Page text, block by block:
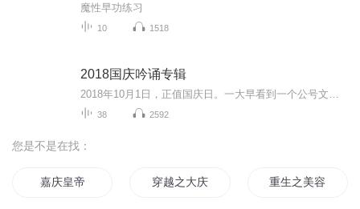
魔性早功练习
10 1518
2018国庆吟诵专辑
38 2592
您是不是在找：
嘉庆皇帝 穿越之大庆帝国 重生之美容系统